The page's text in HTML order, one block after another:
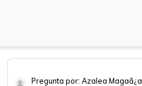
Pregunta por: Azalea Magaã¿a